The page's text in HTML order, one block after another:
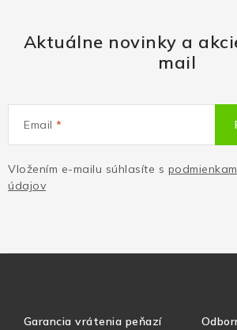
Aktuálne novinky a
mail
Email
Vložením e-mailu súhlasíte s
údajov
Garancia vrátenia peňazí